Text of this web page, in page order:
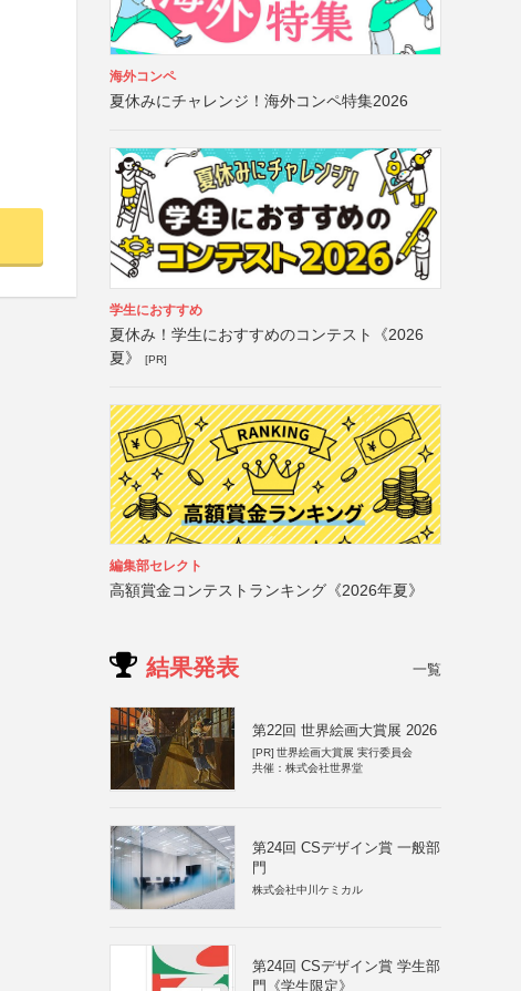
海外コンペ
夏休みにチャレンジ！海外コンペ特集2026
学生におすすめ
夏休み！学生におすすめのコンテスト《2026
夏》
[PR]
編集部セレクト
高額賞金コンテストランキング《2026年夏》
結果発表 一覧
第22回 世界絵画大賞展 2026
[PR] 世界絵画大賞展 実行委員会
共催：株式会社世界堂
第24回 CSデザイン賞 一般部
門
株式会社中川ケミカル
第24回 CSデザイン賞 学生部
門《学生限定》